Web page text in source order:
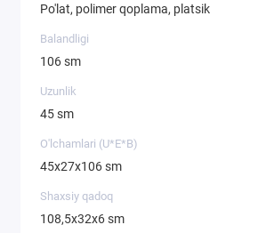
Po'lat, polimer qoplama, platsik
Balandligi
106 sm
Uzunlik
45 sm
O'lchamlari (U*E*B)
45х27х106 sm
Shaxsiy qadoq
108,5х32х6 sm